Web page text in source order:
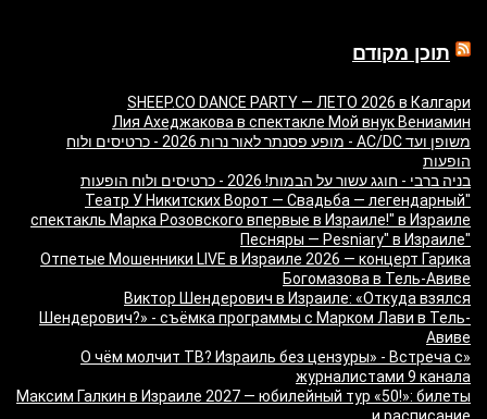
תוכן מקודם
SHEEP.CO DANCE PARTY — ЛЕТО 2026 в Калгари
Лия Ахеджакова в спектакле Мой внук Вениамин
משופן ועד AC/DC - מופע פסנתר לאור נרות 2026 - כרטיסים ולוח
הופעות
בניה ברבי - חוגג עשור על הבמות! 2026 - כרטיסים ולוח הופעות
"Театр У Никитских Ворот — Свадьба — легендарный
спектакль Марка Розовского впервые в Израиле!" в Израиле
"Песняры — Pesniary" в Израиле
Отпетые Мошенники LIVE в Израиле 2026 — концерт Гарика
Богомазова в Тель-Авиве
Виктор Шендерович в Израиле: «Откуда взялся
Шендерович?» - съёмка программы с Марком Лави в Тель-
Авиве
«О чём молчит ТВ? Израиль без цензуры» - Встреча с
журналистами 9 канала
Максим Галкин в Израиле 2027 — юбилейный тур «50!»: билеты